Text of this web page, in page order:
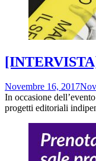
Novembre 16, 2017
In occasione
progetti editoriali